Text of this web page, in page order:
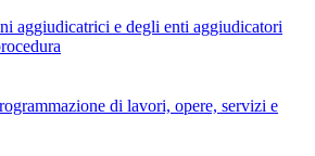
aggiudicatrici e degli enti aggiudicatori
di lavori, opere, servizi e